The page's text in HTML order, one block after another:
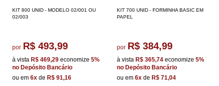
KIT 800 UNID - MODELO 02/001 OU
02/003
por R$ 493,99
à vista R$ 469,29 economize 5%
no Depósito Bancário
ou em 6x de R$ 91,16
KIT 700 UNID - FORMINHA BASIC EM
PAPEL
por R$ 384,99
à vista R$ 365,74 economize 5%
no Depósito Bancário
ou em 6x de R$ 71,04